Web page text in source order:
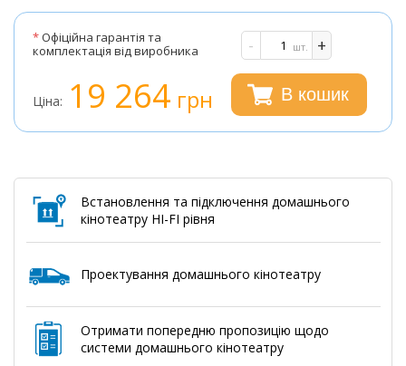
*Офіційна гарантія та
комплектація від виробника
- +
шт.
Ціна: 19 264 грн В кошик
Встановлення та підключення домашнього
кінотеатру HI-FI рівня
Проектування домашнього кінотеатру
Отримати попередню пропозицію щодо
системи домашнього кінотеатру